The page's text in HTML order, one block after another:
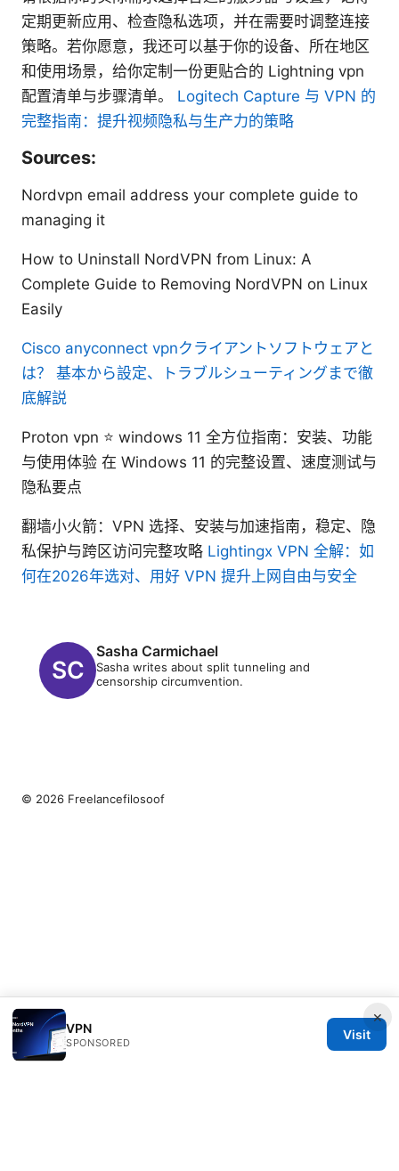
定期更新应用、检查隐私选项，并在需要时调整连接
策略。若你愿意，我还可以基于你的设备、所在地区
和使用场景，给你定制一份更贴合的 Lightning vpn
配置清单与步骤清单。 Logitech Capture 与 VPN 的
完整指南：提升视频隐私与生产力的策略
Sources:
Nordvpn email address your complete guide to
managing it
How to Uninstall NordVPN from Linux: A
Complete Guide to Removing NordVPN on Linux
Easily
Cisco anyconnect vpnクライアントソフトウェアと
は？ 基本から設定、トラブルシューティングまで徹
底解説
Proton vpn ⭐ windows 11 全方位指南：安装、功能
与使用体验 在 Windows 11 的完整设置、速度测试与
隐私要点
翻墙小火箭：VPN 选择、安装与加速指南，稳定、隐
私保护与跨区访问完整攻略 Lightingx VPN 全解：如
何在2026年选对、用好 VPN 提升上网自由与安全
Sasha Carmichael
Sasha writes about split tunneling and
censorship circumvention.
×
VPN
SPONSORED
Visit
© 2026 Freelancefilosoof